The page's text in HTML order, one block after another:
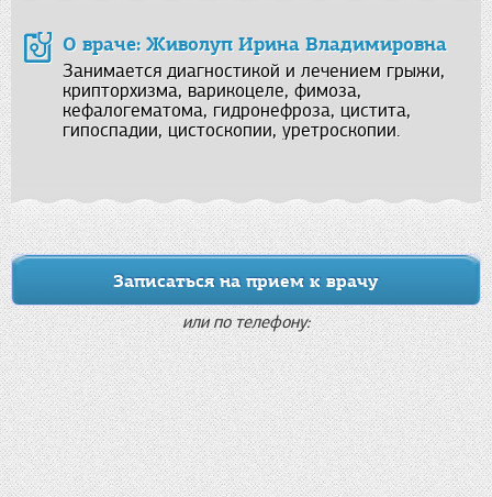
О враче: Живолуп Ирина Владимировна
Занимается диагностикой и лечением грыжи,
крипторхизма, варикоцеле, фимоза,
кефалогематома, гидронефроза, цистита,
гипоспадии, цистоскопии, уретроскопии.
Записаться на прием к врачу
или по телефону: